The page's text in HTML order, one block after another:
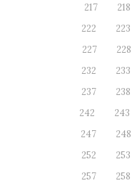
217
218
222
223
227
228
232
233
237
238
242
243
247
248
252
253
257
258